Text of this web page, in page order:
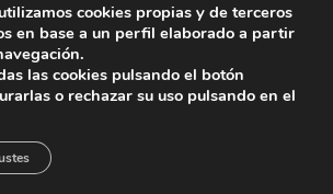
electrónico para suscribirte a este blog y
entradas.
cookies propias y de terceros
en base a un perfil elaborado a partir
las cookies pulsando el botón
o rechazar su uso pulsando en el